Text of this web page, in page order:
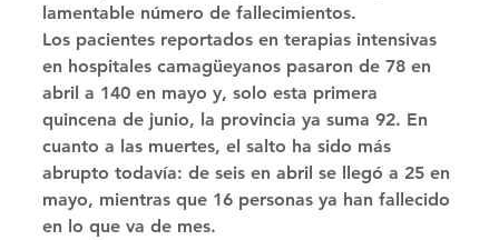
lamentable número de fallecimientos.
Los pacientes reportados en terapias intensivas
en hospitales camagüeyanos pasaron de 78 en
abril a 140 en mayo y, solo esta primera
quincena de junio, la provincia ya suma 92. En
cuanto a las muertes, el salto ha sido más
abrupto todavía: de seis en abril se llegó a 25 en
mayo, mientras que 16 personas ya han fallecido
en lo que va de mes.